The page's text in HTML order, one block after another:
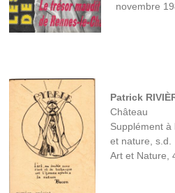
novembre
Patrick
Château
Supplément à
et nature, s.d.
Art et Nature,